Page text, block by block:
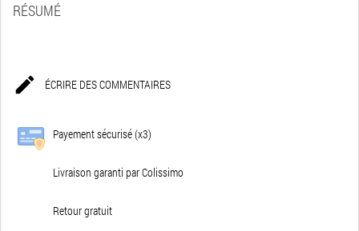
RÉSUMÉ
 ÉCRIRE DES COMMENTAIRES
Payement sécurisé (x3)
Livraison garanti par Colissimo
Retour gratuit